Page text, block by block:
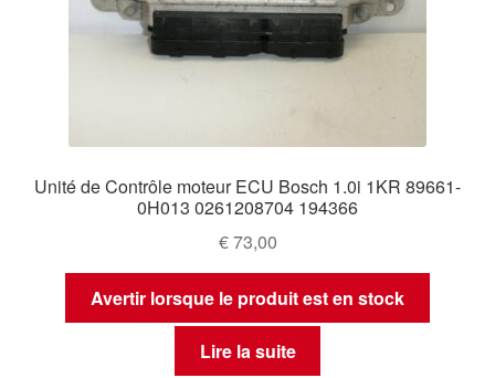
Unité de Contrôle moteur ECU Bosch 1.0i 1KR 89661-
0H013 0261208704 194366
€73,00
Avertir lorsque le produit est en stock
Lire la suite